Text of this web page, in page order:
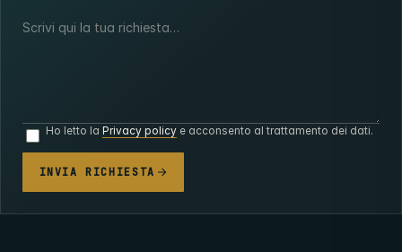
Ho letto la Privacy policye acconsento al trattamento dei dati.
INVIA RICHIESTA